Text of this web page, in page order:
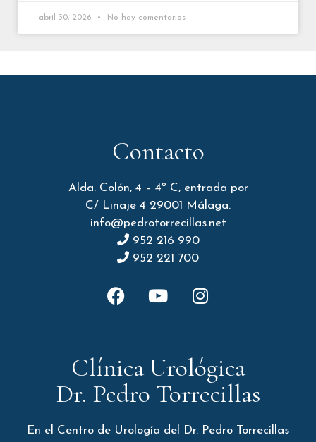
abril 30, 2026 No hay comentarios
Contacto
Alda. Colón, 4 – 4º C, entrada por
C/ Linaje 4 29001 Málaga.
info@pedrotorrecillas.net
952 216 990
952 221 700
Clínica Urológica
Dr. Pedro Torrecillas
En el Centro de Urología del Dr. Pedro Torrecillas